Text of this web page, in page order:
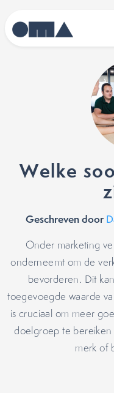
Welke
Geschreven door
Onder marketing
onderneemt om de
bevorderen. Dit
toegevoegde waarde
is cruciaal om meer
doelgroep te
merk of